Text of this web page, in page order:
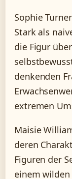
Sophie
Stark als
die Figur
denkenden
extremen
Maisie
deren
Figuren der
einem